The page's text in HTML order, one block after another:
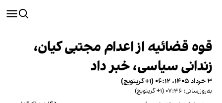
قوه قضائیه از اعدام مجتبی کیان،
زندانی سیاسی، خبر داد
۳ خرداد ۱۴۰۵، ۰۶:۱۲ (‎+۱ گرینویچ)
به‌روزرسانی: ۰۷:۴۶ (‎+۱ گرینویچ)